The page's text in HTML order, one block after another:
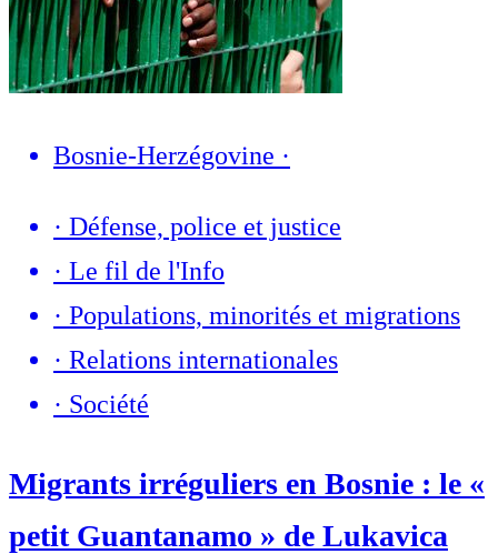
Bosnie-Herzégovine ·
· Défense, police et justice
· Le fil de l'Info
· Populations, minorités et migrations
· Relations internationales
· Société
Migrants irréguliers en Bosnie : le «
petit Guantanamo » de Lukavica